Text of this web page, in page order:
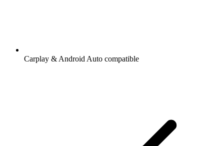
Carplay & Android Auto compatible